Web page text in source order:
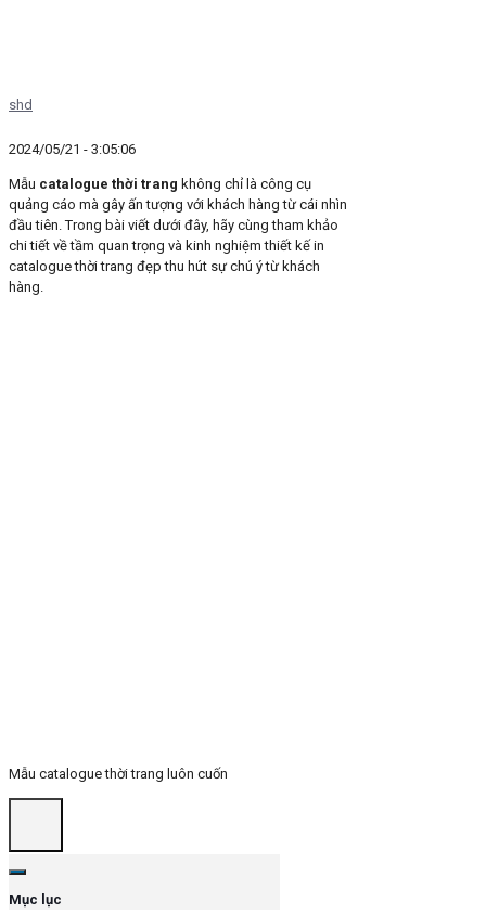
shd
2024/05/21 - 3:05:06
Mẫu catalogue thời trang không chỉ là công cụ
quảng cáo mà gây ấn tượng với khách hàng từ cái nhìn
đầu tiên. Trong bài viết dưới đây, hãy cùng tham khảo
chi tiết về tầm quan trọng và kinh nghiệm thiết kế in
catalogue thời trang đẹp thu hút sự chú ý từ khách
hàng.
Mẫu catalogue thời trang luôn cuốn
Mục lục